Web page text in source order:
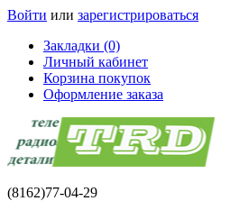
Войти или зарегистрироваться
Закладки (0)
Личный кабинет
Корзина покупок
Оформление заказа
(8162)77-04-29